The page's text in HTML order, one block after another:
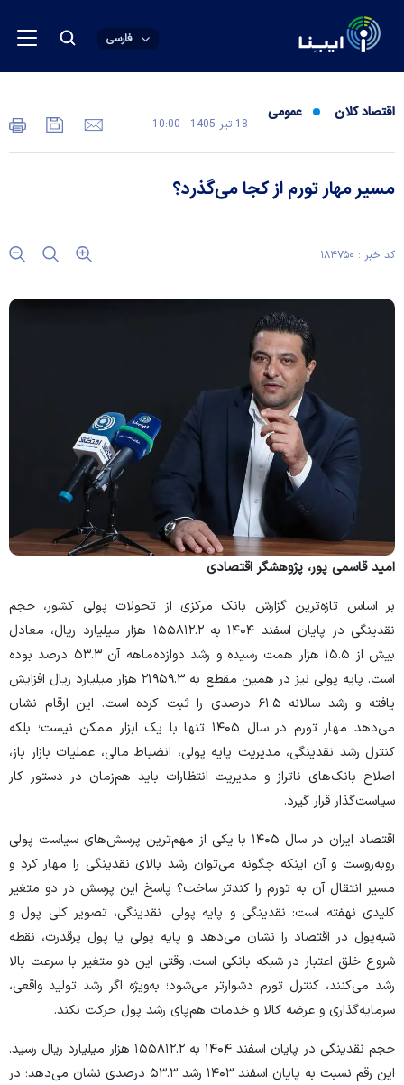
فارسی
اقتصاد کلان عمومی
18 تير 1405 - 10:00
مسیر مهار تورم از کجا می‌گذرد؟
کد خبر : ۱۸۴۷۵۰
امید قاسمی پور، پژوهشگر اقتصادی
بر اساس تازه‌ترین گزارش بانک مرکزی از تحولات پولی کشور، حجم
نقدینگی در پایان اسفند ۱۴۰۴ به ۱۵۵۸۱۲.۲ هزار میلیارد ریال، معادل
بیش از ۱۵.۵ هزار همت رسیده و رشد دوازده‌ماهه آن ۵۳.۳ درصد بوده
است. پایه پولی نیز در همین مقطع به ۲۱۹۵۹.۳ هزار میلیارد ریال افزایش
یافته و رشد سالانه ۶۱.۵ درصدی را ثبت کرده است. این ارقام نشان
می‌دهد مهار تورم در سال ۱۴۰۵ تنها با یک ابزار ممکن نیست؛ بلکه
کنترل رشد نقدینگی، مدیریت پایه پولی، انضباط مالی، عملیات بازار باز،
اصلاح بانک‌های ناتراز و مدیریت انتظارات باید هم‌زمان در دستور کار
سیاست‌گذار قرار گیرد.
اقتصاد ایران در سال ۱۴۰۵ با یکی از مهم‌ترین پرسش‌های سیاست پولی
روبه‌روست و آن اینکه چگونه می‌توان رشد بالای نقدینگی را مهار کرد و
مسیر انتقال آن به تورم را کندتر ساخت؟ پاسخ این پرسش در دو متغیر
کلیدی نهفته است: نقدینگی و پایه پولی. نقدینگی، تصویر کلی پول و
شبه‌پول در اقتصاد را نشان می‌دهد و پایه پولی یا پول پرقدرت، نقطه
شروع خلق اعتبار در شبکه بانکی است. وقتی این دو متغیر با سرعت بالا
رشد می‌کنند، کنترل تورم دشوارتر می‌شود؛ به‌ویژه اگر رشد تولید واقعی،
سرمایه‌گذاری و عرضه کالا و خدمات هم‌پای رشد پول حرکت نکند.
حجم نقدینگی در پایان اسفند ۱۴۰۴ به ۱۵۵۸۱۲.۲ هزار میلیارد ریال رسید.
این رقم نسبت به پایان اسفند ۱۴۰۳ رشد ۵۳.۳ درصدی نشان می‌دهد؛ در